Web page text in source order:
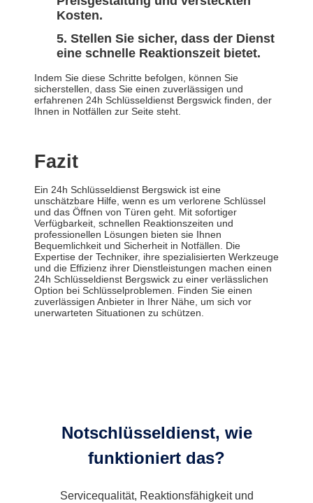
Kosten.
Stellen Sie sicher, dass der Dienst
eine schnelle Reaktionszeit bietet.
Indem Sie diese Schritte befolgen, können Sie
sicherstellen, dass Sie einen zuverlässigen und
erfahrenen 24h Schlüsseldienst Bergswick finden, der
Ihnen in Notfällen zur Seite steht.
Fazit
Ein 24h Schlüsseldienst Bergswick ist eine
unschätzbare Hilfe, wenn es um verlorene Schlüssel
und das Öffnen von Türen geht. Mit sofortiger
Verfügbarkeit, schnellen Reaktionszeiten und
professionellen Lösungen bieten sie Ihnen
Bequemlichkeit und Sicherheit in Notfällen. Die
Expertise der Techniker, ihre spezialisierten Werkzeuge
und die Effizienz ihrer Dienstleistungen machen einen
24h Schlüsseldienst Bergswick zu einer verlässlichen
Option bei Schlüsselproblemen. Finden Sie einen
zuverlässigen Anbieter in Ihrer Nähe, um sich vor
unerwarteten Situationen zu schützen.
Notschlüsseldienst, wie
funktioniert das?
Servicequalität, Reaktionsfähigkeit und